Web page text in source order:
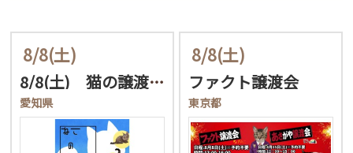
8/8(土)
8/8(土) 猫の譲渡会…
愛知県
8/8(土)
ファクト譲渡会
東京都